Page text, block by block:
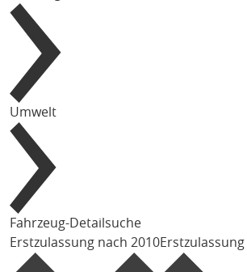
Umwelt
Fahrzeug-Detailsuche
Erstzulassung nach 2010Erstzulassung